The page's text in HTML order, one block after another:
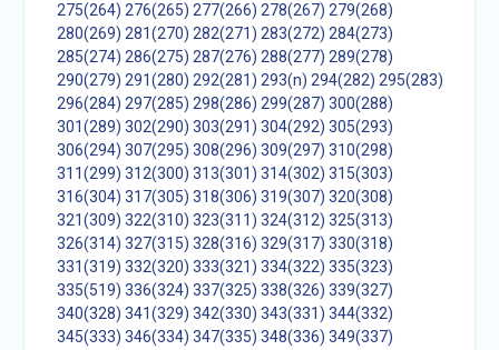
275(264) 276(265) 277(266) 278(267) 279(268)
280(269) 281(270) 282(271) 283(272) 284(273)
285(274) 286(275) 287(276) 288(277) 289(278)
290(279) 291(280) 292(281) 293(n) 294(282) 295(283)
296(284) 297(285) 298(286) 299(287) 300(288)
301(289) 302(290) 303(291) 304(292) 305(293)
306(294) 307(295) 308(296) 309(297) 310(298)
311(299) 312(300) 313(301) 314(302) 315(303)
316(304) 317(305) 318(306) 319(307) 320(308)
321(309) 322(310) 323(311) 324(312) 325(313)
326(314) 327(315) 328(316) 329(317) 330(318)
331(319) 332(320) 333(321) 334(322) 335(323)
335(519) 336(324) 337(325) 338(326) 339(327)
340(328) 341(329) 342(330) 343(331) 344(332)
345(333) 346(334) 347(335) 348(336) 349(337)